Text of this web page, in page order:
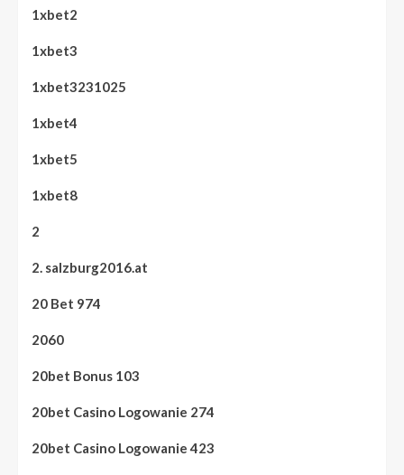
1xbet2
1xbet3
1xbet3231025
1xbet4
1xbet5
1xbet8
2
2. salzburg2016.at
20 Bet 974
2060
20bet Bonus 103
20bet Casino Logowanie 274
20bet Casino Logowanie 423